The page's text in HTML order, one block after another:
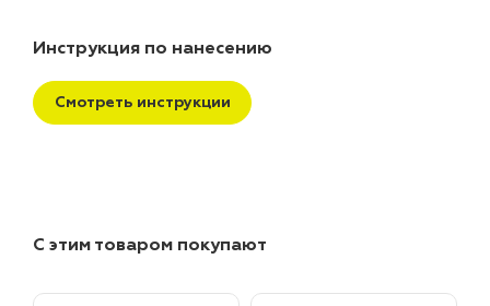
Инструкция по нанесению
Смотреть инструкции
С этим товаром покупают